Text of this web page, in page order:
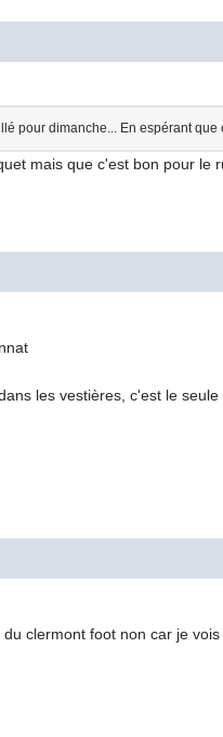
pour dimanche... En espérant que
mais que c'est bon pour le
les vestières, c'est le
clermont foot non car je